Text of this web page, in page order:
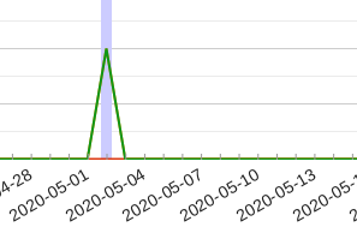
28
2020-05-012020-05-042020-05-072020-05-102020-05-13
2020-